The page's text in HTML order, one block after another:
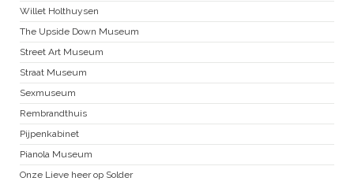
Willet Holthuysen
The Upside Down Museum
Street Art Museum
Straat Museum
Sexmuseum
Rembrandthuis
Pijpenkabinet
Pianola Museum
Onze Lieve heer op Solder